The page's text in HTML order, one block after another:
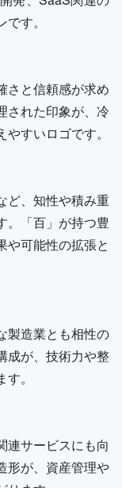
す。
さと信頼感が求め
された印象が、冷
すいロゴです。
ど、知性や積み重
。「百」が持つ豊
や可能性の拡張と
製造業とも相性の
成が、技術力や整
。
連サービスにも向
形が、資産管理や